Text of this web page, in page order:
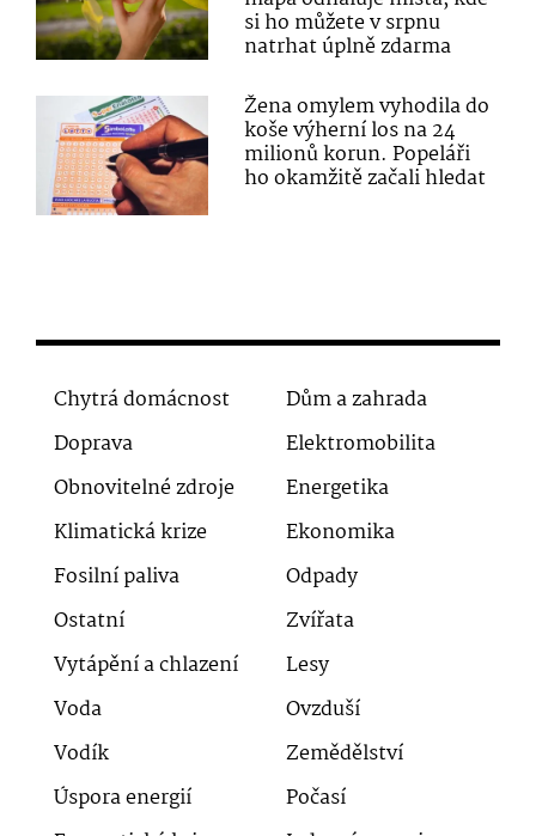
si ho můžete v srpnu
natrhat úplně zdarma
Žena omylem vyhodila do
koše výherní los na 24
milionů korun. Popeláři
ho okamžitě začali hledat
Chytrá domácnost
Dům a zahrada
Doprava
Elektromobilita
Obnovitelné zdroje
Energetika
Klimatická krize
Ekonomika
Fosilní paliva
Odpady
Ostatní
Zvířata
Vytápění a chlazení
Lesy
Voda
Ovzduší
Vodík
Zemědělství
Úspora energií
Počasí